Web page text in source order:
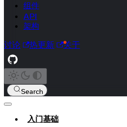
组件
API
架构
讨论 热更新 关于
Search
入门基础